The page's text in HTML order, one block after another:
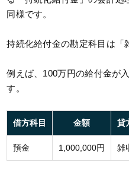
同様です。
持続化給付金の勘定科目は「
例えば、100万円の給付金が
す。
借方科目 金額 貸
預金 1,000,000円 雑